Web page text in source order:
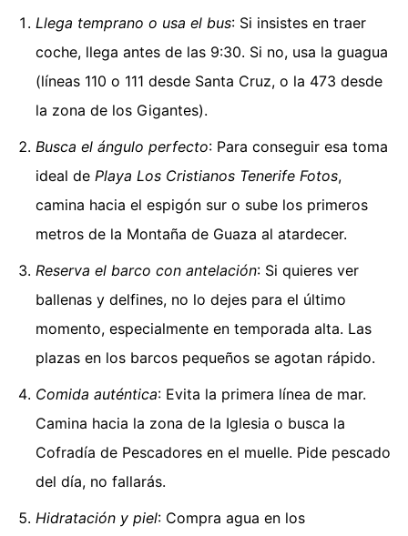
Llega temprano o usa el bus: Si insistes en traer
coche, llega antes de las 9:30. Si no, usa la guagua
(líneas 110 o 111 desde Santa Cruz, o la 473 desde
la zona de los Gigantes).
Busca el ángulo perfecto: Para conseguir esa toma
ideal de Playa Los Cristianos Tenerife Fotos,
camina hacia el espigón sur o sube los primeros
metros de la Montaña de Guaza al atardecer.
Reserva el barco con antelación: Si quieres ver
ballenas y delfines, no lo dejes para el último
momento, especialmente en temporada alta. Las
plazas en los barcos pequeños se agotan rápido.
Comida auténtica: Evita la primera línea de mar.
Camina hacia la zona de la Iglesia o busca la
Cofradía de Pescadores en el muelle. Pide pescado
del día, no fallarás.
Hidratación y piel: Compra agua en los